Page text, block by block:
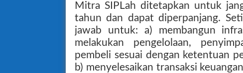
Mitra SIPLah ditetapkan untuk
tahun dan dapat diperpanjang.
jawab untuk: a) membangun
melakukan pengelolaan,
pembeli sesuai dengan ketentuan
b) menyelesaikan transaksi